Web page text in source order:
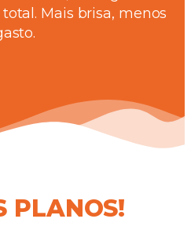
Mais brisa, menos
PLANOS!